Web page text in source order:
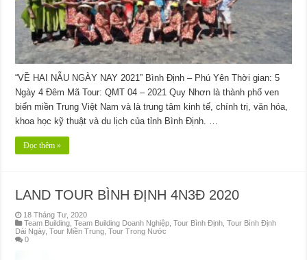
“VỀ HAI NẪU NGÀY NAY 2021” Bình Định – Phú Yên Thời gian: 5
Ngày 4 Đêm Mã Tour: QMT 04 – 2021 Quy Nhơn là thành phố ven
biển miền Trung Việt Nam và là trung tâm kinh tế, chính trị, văn hóa,
khoa học kỹ thuật và du lịch của tỉnh Bình Định. …
Đọc thêm »
LAND TOUR BÌNH ĐỊNH 4N3Đ 2020
18 Tháng Tư, 2020
Team Building ,Team Building Doanh Nghiệp ,Tour Bình Định ,Tour Bình Định
Dài Ngày,Tour Miền Trung ,Tour Trong Nước
0